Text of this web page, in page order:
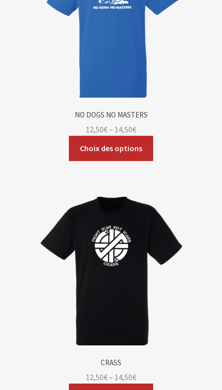
NO DOGS NO MASTERS
12,50€– 14,50€
Choix des options
CRASS
12,50€– 14,50€